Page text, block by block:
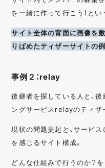
を一緒に作って行こう！とい
サイト全体の背面に画像を
りばめたティザーサイトの例
事例２：relay
後継者を探している人と、
ングサービスrelayのティザ
現状の問題提起と、サービ
を感じるサイト構成。
どんな仕組みで行うのか？